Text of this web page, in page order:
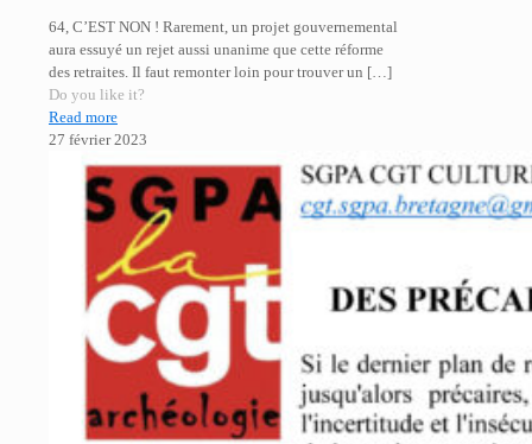
64, C’EST NON ! Rarement, un projet gouvernemental
aura essuyé un rejet aussi unanime que cette réforme
des retraites. Il faut remonter loin pour trouver un […]
Do you like it?
Read more
27 février 2023